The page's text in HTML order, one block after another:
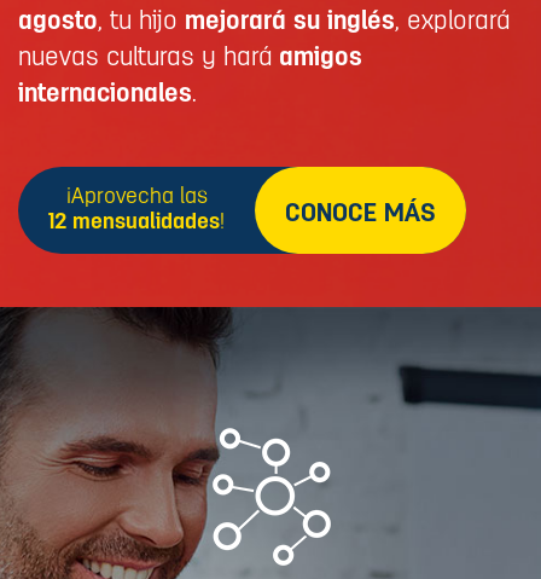
agosto, tu hijo mejorará su inglés, explorará
nuevas culturas y hará amigos
internacionales.
¡Aprovecha las
12 mensualidades! CONOCE MÁS